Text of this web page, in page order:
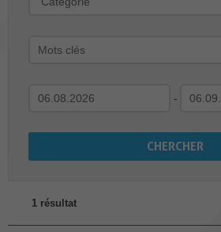
-
1 résultat